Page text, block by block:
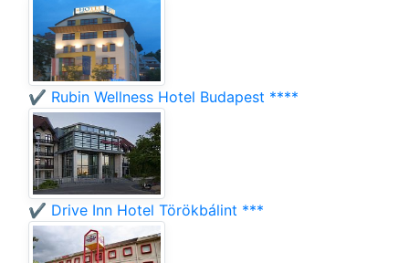
✔️ Rubin Wellness Hotel Budapest ****
✔️ Drive Inn Hotel Törökbálint ***